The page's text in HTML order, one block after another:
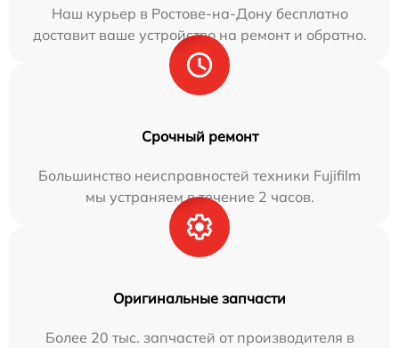
Наш курьер в Ростове-на-Дону бесплатно
доставит ваше устройство на ремонт и обратно.
Срочный ремонт
Большинство неисправностей техники Fujifilm
мы устраняем в течение 2 часов.
Оригинальные запчасти
Более 20 тыс. запчастей от производителя в